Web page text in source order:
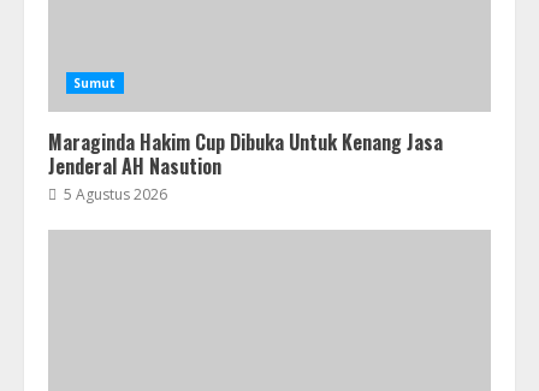
Sumut
Maraginda Hakim Cup Dibuka Untuk Kenang Jasa
Jenderal AH Nasution
5 Agustus 2026